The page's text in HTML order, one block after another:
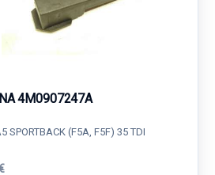
4M0907247A
SPORTBACK (F5A, F5F) 35 TDI